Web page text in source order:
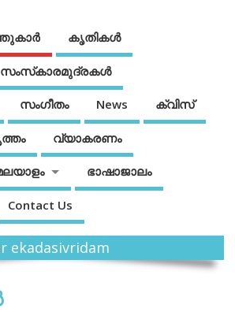
കൃതികൾ
സംസ്‌കാരമുദ്രകള്‍
സംഗീതം News ക്വിസ്
വ്യാകരണം
ഭാഷാജാലം
Contact Us
ekadasivridam